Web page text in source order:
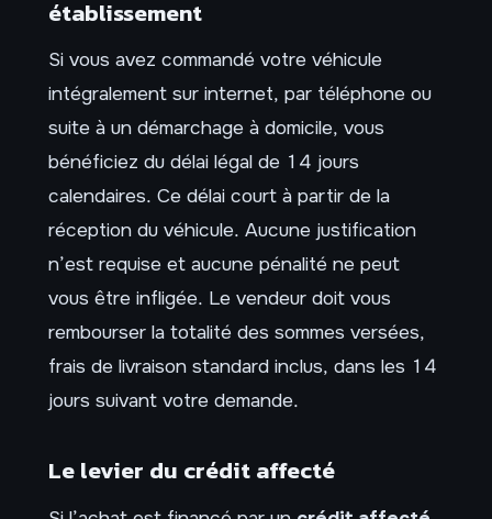
établissement
Si vous avez commandé votre véhicule
intégralement sur internet, par téléphone ou
suite à un démarchage à domicile, vous
bénéficiez du délai légal de 14 jours
calendaires. Ce délai court à partir de la
réception du véhicule. Aucune justification
n’est requise et aucune pénalité ne peut
vous être infligée. Le vendeur doit vous
rembourser la totalité des sommes versées,
frais de livraison standard inclus, dans les 14
jours suivant votre demande.
Le levier du crédit affecté